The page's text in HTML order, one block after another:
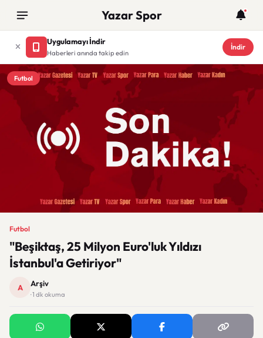
Yazar Spor
Uygulamayı İndir
Haberleri anında takip edin
İndir
Futbol
Futbol
"Beşiktaş, 25 Milyon Euro'luk Yıldızı
İstanbul'a Getiriyor"
A Arşiv
· 1 dk okuma